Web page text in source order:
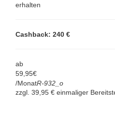
erhalten
Cashback: 240 €
ab
59, 95€
/MonatR-932_o
zzgl. 39,95 € einmaliger